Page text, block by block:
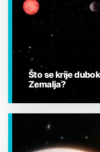
EGZOPLANETI
Što se krije
Zemalja?